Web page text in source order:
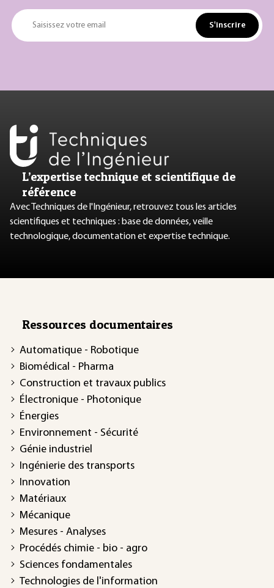
Saisissez votre email S'inscrire
L’expertise technique et scientifique de
référence
Avec Techniques de l'Ingénieur, retrouvez tous les articles
scientifiques et techniques : base de données, veille
technologique, documentation et expertise technique.
Ressources documentaires
Automatique - Robotique
Biomédical - Pharma
Construction et travaux publics
Électronique - Photonique
Énergies
Environnement - Sécurité
Génie industriel
Ingénierie des transports
Innovation
Matériaux
Mécanique
Mesures - Analyses
Procédés chimie - bio - agro
Sciences fondamentales
Technologies de l'information